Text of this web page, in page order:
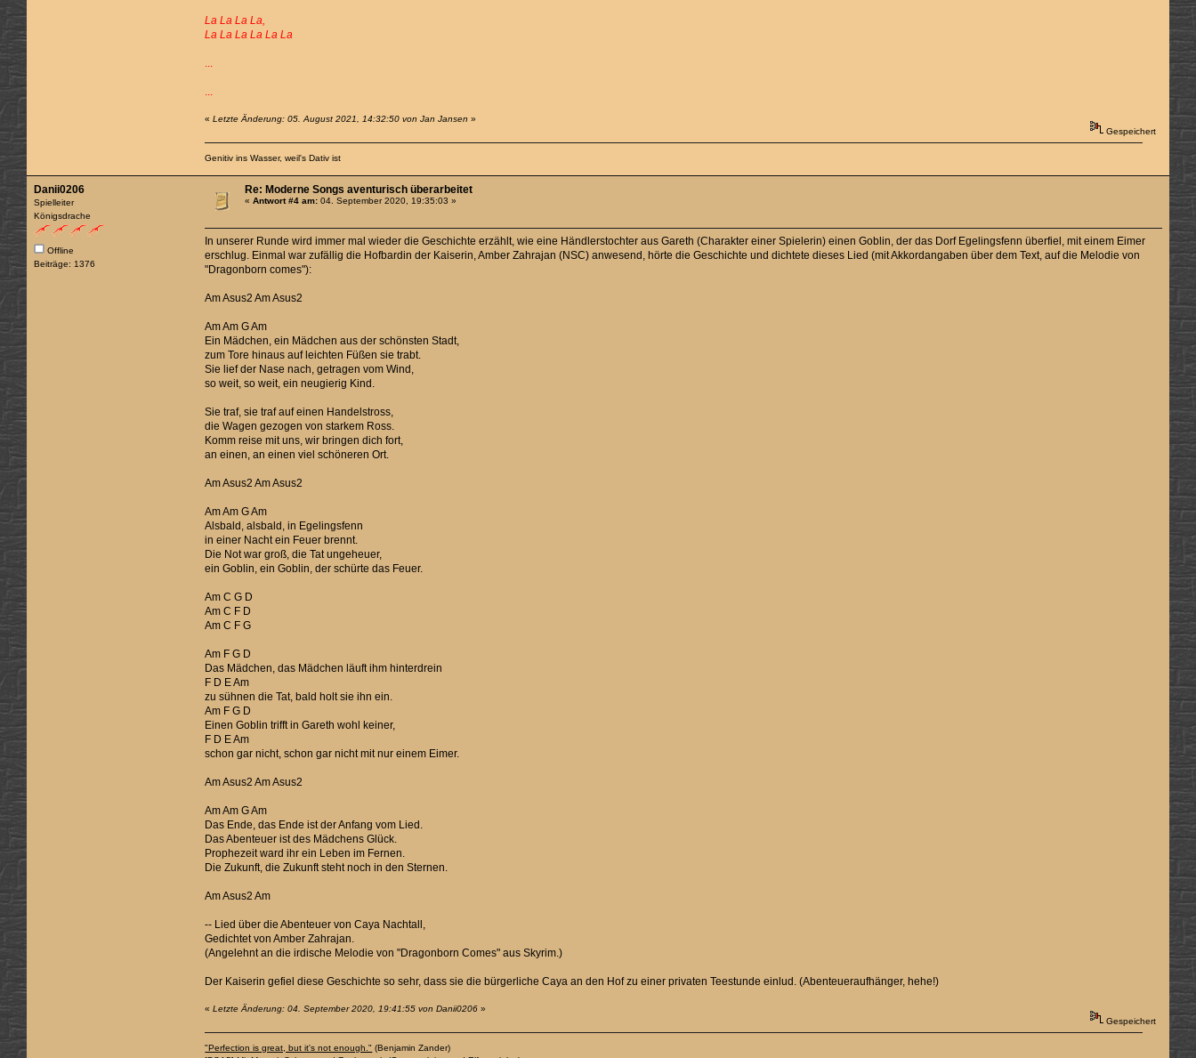
La La La La,
La La La La La La
...
...
«Letzte Änderung: 05. August 2021, 14:32:50 von Jan Jansen »
Gespeichert
Genitiv ins Wasser, weil's Dativ ist
Danii0206
Spielleiter
Königsdrache
Offline
Beiträge: 1376
Re: Moderne Songs aventurisch überarbeitet
«Antwort #4 am: 04. September 2020, 19:35:03 »
In unserer Runde wird immer mal wieder die Geschichte erzählt, wie eine Händlerstochter aus Gareth (Charakter einer Spielerin) einen Goblin, der das Dorf Egelingsfenn überfiel, mit einem Eimer
erschlug. Einmal war zufällig die Hofbardin der Kaiserin, Amber Zahrajan (NSC) anwesend, hörte die Geschichte und dichtete dieses Lied (mit Akkordangaben über dem Text, auf die Melodie von
"Dragonborn comes"):
Am Asus2 Am Asus2
Am Am G Am
Ein Mädchen, ein Mädchen aus der schönsten Stadt,
zum Tore hinaus auf leichten Füßen sie trabt.
Sie lief der Nase nach, getragen vom Wind,
so weit, so weit, ein neugierig Kind.
Sie traf, sie traf auf einen Handelstross,
die Wagen gezogen von starkem Ross.
Komm reise mit uns, wir bringen dich fort,
an einen, an einen viel schöneren Ort.
Am Asus2 Am Asus2
Am Am G Am
Alsbald, alsbald, in Egelingsfenn
in einer Nacht ein Feuer brennt.
Die Not war groß, die Tat ungeheuer,
ein Goblin, ein Goblin, der schürte das Feuer.
Am C G D
Am C F D
Am C F G
Am F G D
Das Mädchen, das Mädchen läuft ihm hinterdrein
F D E Am
zu sühnen die Tat, bald holt sie ihn ein.
Am F G D
Einen Goblin trifft in Gareth wohl keiner,
F D E Am
schon gar nicht, schon gar nicht mit nur einem Eimer.
Am Asus2 Am Asus2
Am Am G Am
Das Ende, das Ende ist der Anfang vom Lied.
Das Abenteuer ist des Mädchens Glück.
Prophezeit ward ihr ein Leben im Fernen.
Die Zukunft, die Zukunft steht noch in den Sternen.
Am Asus2 Am
-- Lied über die Abenteuer von Caya Nachtall,
Gedichtet von Amber Zahrajan.
(Angelehnt an die irdische Melodie von "Dragonborn Comes" aus Skyrim.)
Der Kaiserin gefiel diese Geschichte so sehr, dass sie die bürgerliche Caya an den Hof zu einer privaten Teestunde einlud. (Abenteueraufhänger, hehe!)
«Letzte Änderung: 04. September 2020, 19:41:55 von Danii0206 »
Gespeichert
"Perfection is great, but it's not enough." (Benjamin Zander)